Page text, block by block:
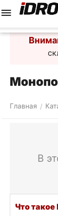
Главная /
Что
В